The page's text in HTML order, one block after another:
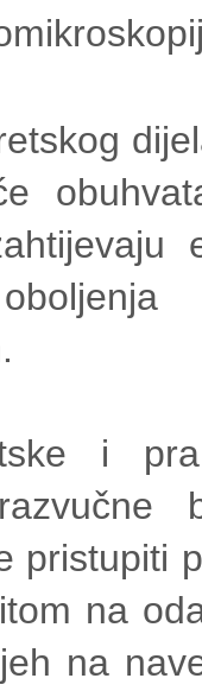
i
pristupiti
na
na